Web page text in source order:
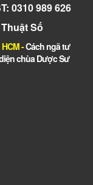
0310 989 626
Số
-Cách ngã tư
chùa Dược Sư